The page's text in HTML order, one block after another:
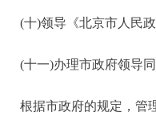
(十)领导《北京市人民政
(十一)办理市政府领导同
根据市政府的规定，管